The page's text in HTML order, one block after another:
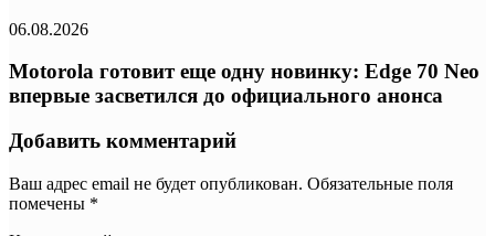
06.08.2026
Motorola готовит еще одну новинку: Edge 70 Neo
впервые засветился до официального анонса
Добавить комментарий
Ваш адрес email не будет опубликован. Обязательные поля
помечены *